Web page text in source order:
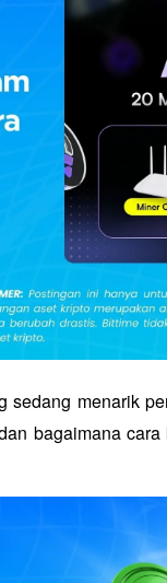
menarik
bagaimana